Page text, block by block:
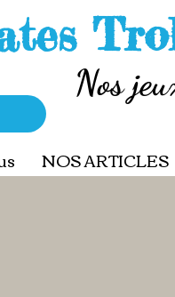
Nos
NOS ARTICLES